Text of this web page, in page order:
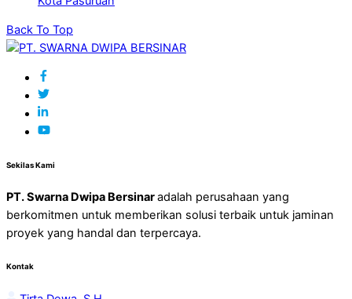
Back To Top
Sekilas Kami
PT. Swarna Dwipa Bersinaradalah perusahaan yang
berkomitmen untuk memberikan solusi terbaik untuk jaminan
proyek yang handal dan terpercaya.
Kontak